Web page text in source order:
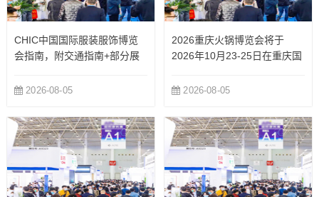
CHIC中国国际服装服饰博览
会指南，附交通指南+部分展
2026-08-05
2026重庆火锅博览会将于
2026年10月23-25日在重庆国
2026-08-05